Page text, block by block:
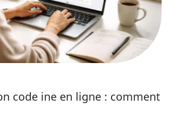
code ine en ligne : comment